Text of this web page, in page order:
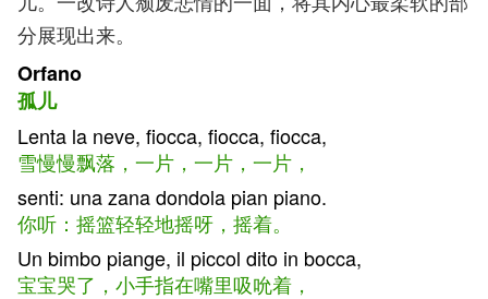
分展现出来。
Orfano
孤儿
Lenta la neve, fiocca, fiocca, fiocca,
雪慢慢飘落，一片，一片，一片，
senti: una zana dondola pian piano.
你听：摇篮轻轻地摇呀，摇着。
Un bimbo piange, il piccol dito in bocca,
宝宝哭了，小手指在嘴里吸吮着，